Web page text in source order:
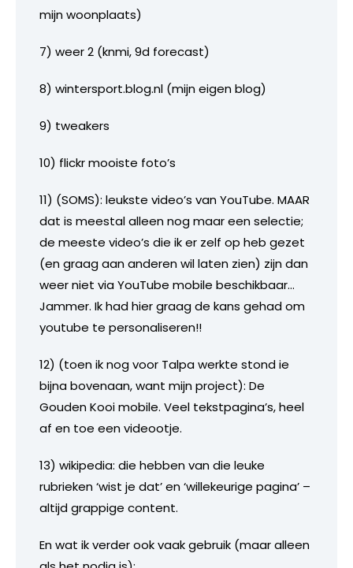
mijn woonplaats)
7) weer 2 (knmi, 9d forecast)
8) wintersport.blog.nl (mijn eigen blog)
9) tweakers
10) flickr mooiste foto’s
11) (SOMS): leukste video’s van YouTube. MAAR
dat is meestal alleen nog maar een selectie;
de meeste video’s die ik er zelf op heb gezet
(en graag aan anderen wil laten zien) zijn dan
weer niet via YouTube mobile beschikbaar…
Jammer. Ik had hier graag de kans gehad om
youtube te personaliseren!!
12) (toen ik nog voor Talpa werkte stond ie
bijna bovenaan, want mijn project): De
Gouden Kooi mobile. Veel tekstpagina’s, heel
af en toe een videootje.
13) wikipedia: die hebben van die leuke
rubrieken ‘wist je dat’ en ‘willekeurige pagina’ –
altijd grappige content.
En wat ik verder ook vaak gebruik (maar alleen